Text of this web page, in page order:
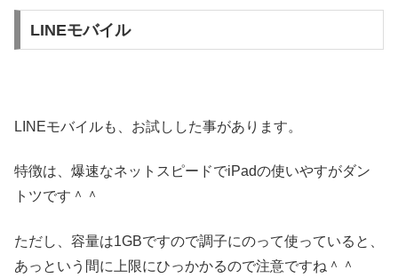
LINEモバイル
LINEモバイルも、お試しした事があります。
特徴は、爆速なネットスピードでiPadの使いやすがダン
トツです＾＾
ただし、容量は1GBですので調子にのって使っていると、
あっという間に上限にひっかかるので注意ですね＾＾